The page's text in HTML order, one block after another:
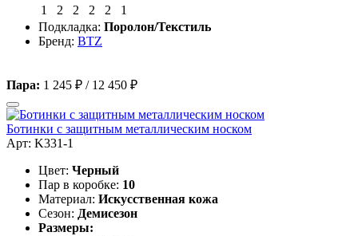
1
2 2 2 2
1
Подкладка: Поролон/Текстиль
Бренд: BTZ
Пара: 1 245 ₽ / 12 450 ₽
Ботинки с защитным металлическим носком
Арт: K331-1
Цвет: Черный
Пар в коробке: 10
Материал: Искусственная кожа
Сезон: Демисезон
Размеры: